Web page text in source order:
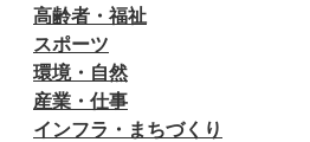
高齢者・福祉
スポーツ
環境・自然
産業・仕事
インフラ・まちづくり